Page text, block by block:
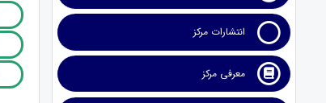
انتشارات مرکز
معرفی مرکز